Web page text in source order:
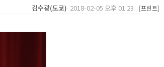
김수광(도쿄) 2018-02-05 오후 01:23 [프린트]